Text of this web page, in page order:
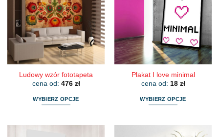
Opcje
można
wybrać
na
stronie
produktu
Opcje
można
wybrać
na
stronie
produktu
Ludowy wzór fototapeta
cena od: 476 zł
WYBIERZ OPCJE
Plakat I love minimal
cena od: 18 zł
WYBIERZ OPCJE